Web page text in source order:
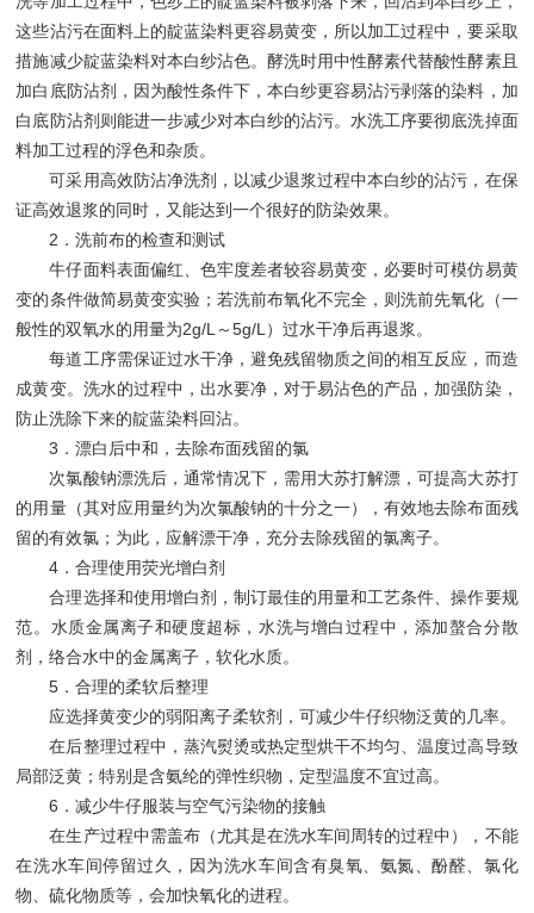
这些沾污在面料上的靛蓝染料更容易黄变，所以加工过程中，要采取
措施减少靛蓝染料对本白纱沾色。酵洗时用中性酵素代替酸性酵素且
加白底防沾剂，因为酸性条件下，本白纱更容易沾污剥落的染料，加
白底防沾剂则能进一步减少对本白纱的沾污。水洗工序要彻底洗掉面
料加工过程的浮色和杂质。
可采用高效防沾净洗剂，以减少退浆过程中本白纱的沾污，在保
证高效退浆的同时，又能达到一个很好的防染效果。
2．洗前布的检查和测试
牛仔面料表面偏红、色牢度差者较容易黄变，必要时可模仿易黄
变的条件做简易黄变实验；若洗前布氧化不完全，则洗前先氧化（一
般性的双氧水的用量为2g/L～5g/L）过水干净后再退浆。
每道工序需保证过水干净，避免残留物质之间的相互反应，而造
成黄变。洗水的过程中，出水要净，对于易沾色的产品，加强防染，
防止洗除下来的靛蓝染料回沾。
3．漂白后中和，去除布面残留的氯
次氯酸钠漂洗后，通常情况下，需用大苏打解漂，可提高大苏打
的用量（其对应用量约为次氯酸钠的十分之一），有效地去除布面残
留的有效氯；为此，应解漂干净，充分去除残留的氯离子。
4．合理使用荧光增白剂
合理选择和使用增白剂，制订最佳的用量和工艺条件、操作要规
范。水质金属离子和硬度超标，水洗与增白过程中，添加螯合分散
剂，络合水中的金属离子，软化水质。
5．合理的柔软后整理
应选择黄变少的弱阳离子柔软剂，可减少牛仔织物泛黄的几率。
在后整理过程中，蒸汽熨烫或热定型烘干不均匀、温度过高导致
局部泛黄；特别是含氨纶的弹性织物，定型温度不宜过高。
6．减少牛仔服装与空气污染物的接触
在生产过程中需盖布（尤其是在洗水车间周转的过程中），不能
在洗水车间停留过久，因为洗水车间含有臭氧、氨氮、酚醛、氯化
物、硫化物质等，会加快氧化的进程。